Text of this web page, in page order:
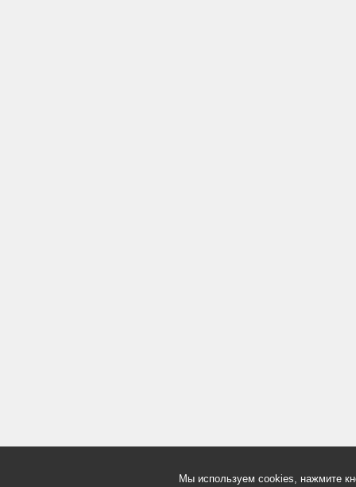
Мы используем cookies, нажмите